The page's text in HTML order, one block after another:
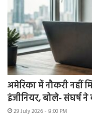
अमेरिका में नौकरी नहीं
इंजीनियर, बोले- संघर्ष
29 July 2026 - 8:00 PM